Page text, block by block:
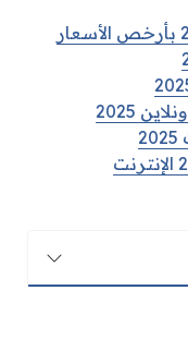
2025
باقات وعروض زين الكويت 2025 الإنترنت